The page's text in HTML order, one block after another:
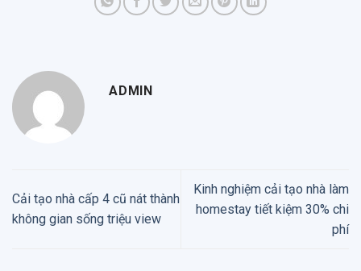
ADMIN
Cải tạo nhà cấp 4 cũ nát thành
không gian sống triệu view
Kinh nghiệm cải tạo nhà làm
homestay tiết kiệm 30% chi
phí